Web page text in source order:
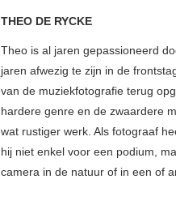
THEO DE RYCKE
Theo is al jaren gepassioneerd
jaren afwezig te zijn in de
van de muziekfotografie terug
hardere genre en de zwaardere
wat rustiger werk. Als fotograaf
hij niet enkel voor een podium,
camera in de natuur of in een of